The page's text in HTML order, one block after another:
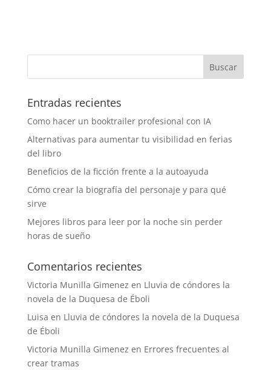
Entradas recientes
Como hacer un booktrailer profesional con IA
Alternativas para aumentar tu visibilidad en ferias
del libro
Beneficios de la ficción frente a la autoayuda
Cómo crear la biografía del personaje y para qué
sirve
Mejores libros para leer por la noche sin perder
horas de sueño
Comentarios recientes
Victoria Munilla Gimenez en Lluvia de cóndores la
novela de la Duquesa de Éboli
Luisa en Lluvia de cóndores la novela de la Duquesa
de Éboli
Victoria Munilla Gimenez en Errores frecuentes al
crear tramas